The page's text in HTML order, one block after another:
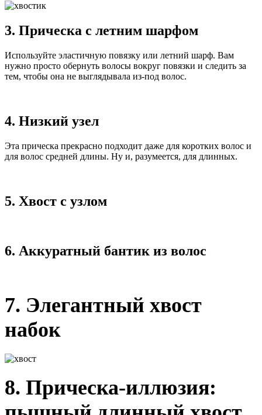
3. Прическа с летним шарфом
Используйте эластичную повязку или летний шарф. Вам
нужно просто обернуть волосы вокруг повязки и следить за
тем, чтобы она не выглядывала из-под волос.
4. Низкий узел
Эта прическа прекрасно подходит даже для коротких волос и
для волос средней длины. Ну и, разумеется, для длинных.
5. Хвост с узлом
6. Аккуратный бантик из волос
7. Элегантный хвост
набок
8. Прическа-иллюзия: